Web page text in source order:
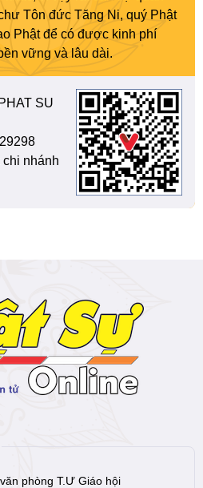
Tôn đức Tăng Ni, quý Phật
Phật để có được kinh phí
vững và lâu dài.
SU
chi nhánh
phòng T.Ư Giáo hội